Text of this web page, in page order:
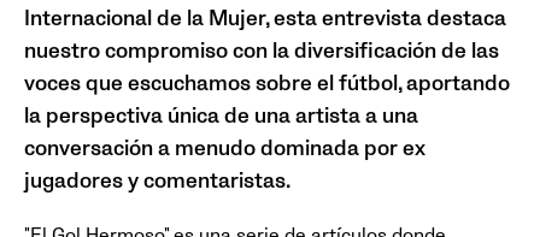
Internacional de la Mujer, esta entrevista destaca
nuestro compromiso con la diversificación de las
voces que escuchamos sobre el fútbol, aportando
la perspectiva única de una artista a una
conversación a menudo dominada por ex
jugadores y comentaristas.